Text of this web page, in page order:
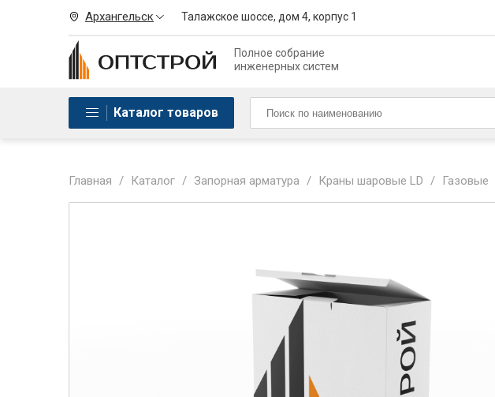
Архангельск Талажское шоссе, дом 4, корпус 1
Полное собрание
инженерных систем
Каталог товаров
Главная / Каталог / Запорная арматура / Краны шаровые LD / Газовые